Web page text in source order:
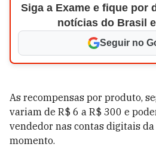
Siga a Exame e fique por
notícias do Brasil
Seguir no
As recompensas por produto,
variam de R$ 6 a R$ 300 e
vendedor nas contas digitais
momento.